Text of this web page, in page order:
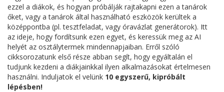
ezzel a diákok, és hogyan próbálják rajtakapni ezen a tanárok
őket, vagy a tanárok által használható eszközök kerültek a
középpontba (pl. tesztfeladat, vagy óravázlat generátorok). Itt
az ideje, hogy fordítsunk ezen egyet, és keressük meg az AI
helyét az osztálytermek mindennapjaiban. Erről szóló
cikksorozatunk első része abban segít, hogy egyáltalán el
tudjunk kezdeni a diákjainkkal ilyen alkalmazásokat értelmesen
használni. Induljatok el velünk 10 egyszerű, kipróbált
lépésben!